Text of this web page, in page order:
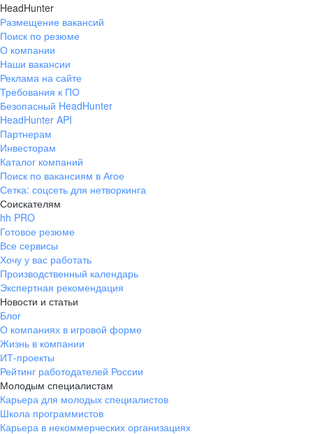
HeadHunter
Размещение вакансий
Поиск по резюме
О компании
Наши вакансии
Реклама на сайте
Требования к ПО
Безопасный HeadHunter
HeadHunter API
Партнерам
Инвесторам
Каталог компаний
Поиск по вакансиям в Агое
Сетка: соцсеть для нетворкинга
Соискателям
hh PRO
Готовое резюме
Все сервисы
Хочу у вас работать
Производственный календарь
Экспертная рекомендация
Новости и статьи
Блог
О компаниях в игровой форме
Жизнь в компании
ИТ-проекты
Рейтинг работодателей России
Молодым специалистам
Карьера для молодых специалистов
Школа программистов
Карьера в некоммерческих организациях